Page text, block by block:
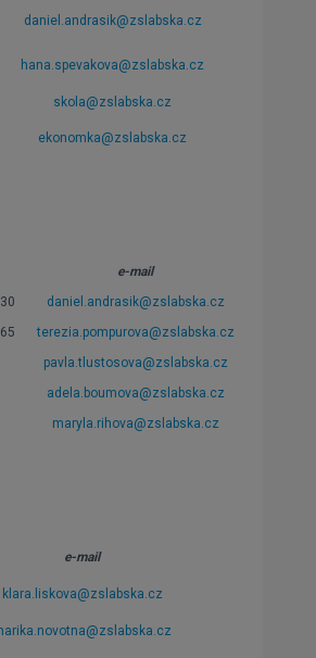
daniel.andrasik@zslabska.cz
hana.spevakova@zslabska.cz
skola@zslabska.cz
ekonomka@zslabska.cz
e-mail
daniel.andrasik@zslabska.cz
terezia.pompurova@zslabska.cz
pavla.tlustosova@zslabska.cz
adela.boumova@zslabska.cz
maryla.rihova@zslabska.cz
e-mail
klara.liskova@zslabska.cz